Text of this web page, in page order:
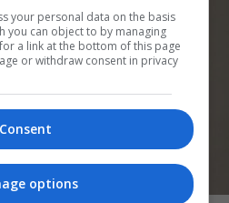
ΝΕΑ
your personal data on the basis
you can object to by managing
a link at the bottom of this page
or withdraw consent in privacy
Consent
options